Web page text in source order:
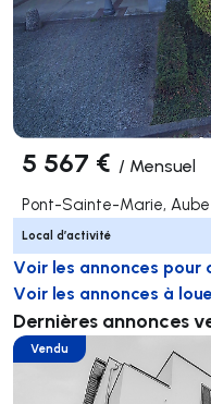
5 567 € / Mensuel
Pont-Sainte-Marie, Aube
Local d’activité
Voir les annonces pour
Voir les annonces à
Dernières annonces
Vendu